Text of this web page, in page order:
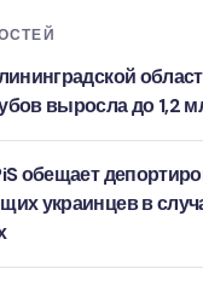
выросла до 1,2
обещает
украинцев в